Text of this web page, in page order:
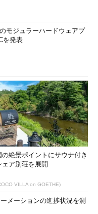
モジュラーハードウェアプ
を発表
の絶景ポイントにサウナ付き
ェア別荘を展開
VILLA on GOETHE)
メーションの進捗状況を測